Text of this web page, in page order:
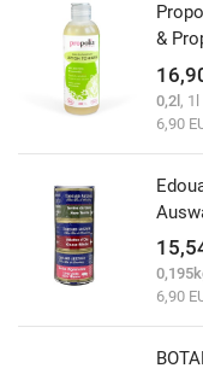
&
0,2l , 1l
6,90
6,90